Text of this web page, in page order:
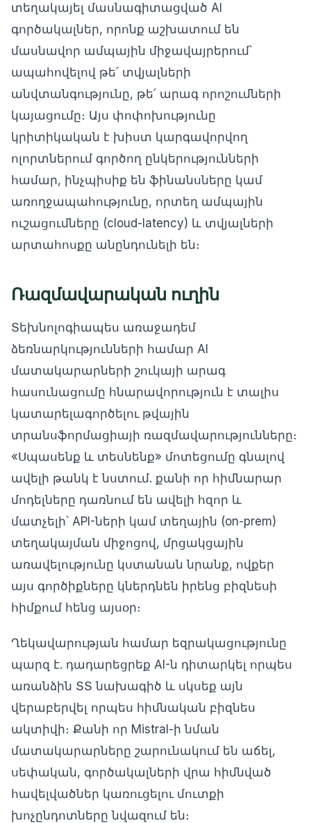
տեղակայել մասնագիտացված AI
գործակալներ, որոնք աշխատում են
մասնավոր ամպային միջավայրերում՝
ապահովելով թե՛ տվյալների
անվտանգությունը, թե՛ արագ որոշումների
կայացումը։ Այս փոփոխությունը
կրիտիկական է խիստ կարգավորվող
ոլորտներում գործող ընկերությունների
համար, ինչպիսիք են ֆինանսները կամ
առողջապահությունը, որտեղ ամպային
ուշացումները (cloud-latency) և տվյալների
արտահոսքը անընդունելի են։
Ռազմավարական ուղին
Տեխնոլոգիապես առաջադեմ
ձեռնարկությունների համար AI
մատակարարների շուկայի արագ
հասունացումը հնարավորություն է տալիս
կատարելագործելու թվային
տրանսֆորմացիայի ռազմավարությունները։
«Սպասենք և տեսնենք» մոտեցումը գնալով
ավելի թանկ է նստում. քանի որ հիմնարար
մոդելները դառնում են ավելի հզոր և
մատչելի՝ API-ների կամ տեղային (on-prem)
տեղակայման միջոցով, մրցակցային
առավելությունը կստանան նրանք, ովքեր
այս գործիքները կներդնեն իրենց բիզնեսի
հիմքում հենց այսօր։
Ղեկավարության համար եզրակացությունը
պարզ է. դադարեցրեք AI-ն դիտարկել որպես
առանձին ՏՏ նախագիծ և սկսեք այն
վերաբերվել որպես հիմնական բիզնես
ակտիվի։ Քանի որ Mistral-ի նման
մատակարարները շարունակում են աճել,
սեփական, գործակալների վրա հիմնված
հավելվածներ կառուցելու մուտքի
խոչընդոտները նվազում են։